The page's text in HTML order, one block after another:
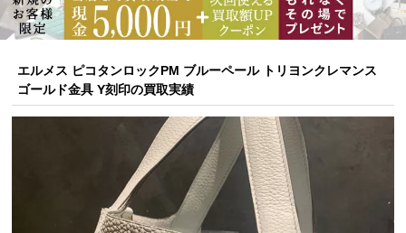
宅配買取を申し込む
無料の宅配キットをお届けします
今すぐ電話査定
受付時間 10:00～19:00
小田急新宿店 LAB東京 名古屋大須店
なんば店 神戸元町(三宮)店
中野ブロードウェイ
エルメス ピコタンロックPM ブルーペール トリヨンクレマンス
ゴールド金具 Y刻印の買取実績